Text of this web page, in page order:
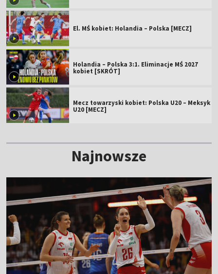
El. MŚ kobiet: Holandia – Polska [MECZ]
Holandia – Polska 3:1. Eliminacje MŚ 2027
kobiet [SKRÓT]
Mecz towarzyski kobiet: Polska U20 – Meksyk
U20 [MECZ]
Najnowsze